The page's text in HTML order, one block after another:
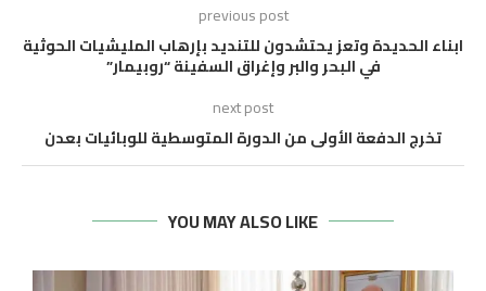
previous post
ابناء الحديدة وتعز يحتشدون للتنديد بإرهاب المليشيات الحوثية
في البحر والبر وإغراق السفينة “روبيمار”
next post
تخرج الدفعة الأولى من الدورة المتوسطية للوبائيات بعدن
YOU MAY ALSO LIKE